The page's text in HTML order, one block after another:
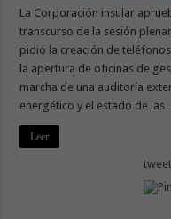
La Corporación insular
transcurso de la sesión
pidió la creación de
la apertura de oficinas de
marcha de una auditoría
energético y el estado de las
Leer
tweet